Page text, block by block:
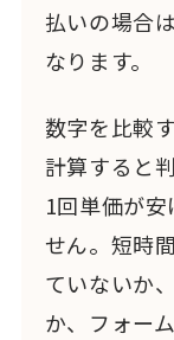
払いの場合
なります。
数字を比較
計算すると
1回単価が
せん。短時
ていないか
か、フォー